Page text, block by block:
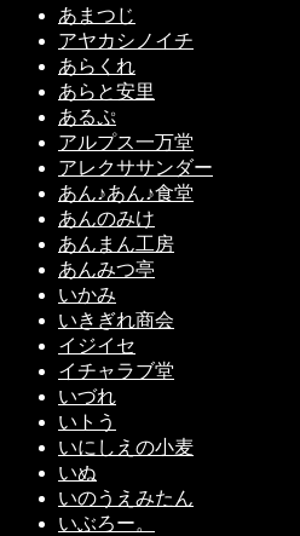
あまつじ
アヤカシノイチ
あらくれ
あらと安里
あるぷ
アルプス一万堂
アレクササンダー
あん♪あん♪食堂
あんのみけ
あんまん工房
あんみつ亭
いかみ
いきぎれ商会
イジイセ
イチャラブ堂
いづれ
いトう
いにしえの小麦
いぬ
いのうえみたん
いぶろー。